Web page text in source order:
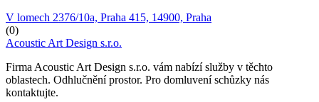
V lomech 2376/10a, Praha 415, 14900, Praha
(0)
Acoustic Art Design s.r.o.
Firma Acoustic Art Design s.r.o. vám nabízí služby v těchto
oblastech. Odhlučnění prostor. Pro domluvení schůzky nás
kontaktujte.